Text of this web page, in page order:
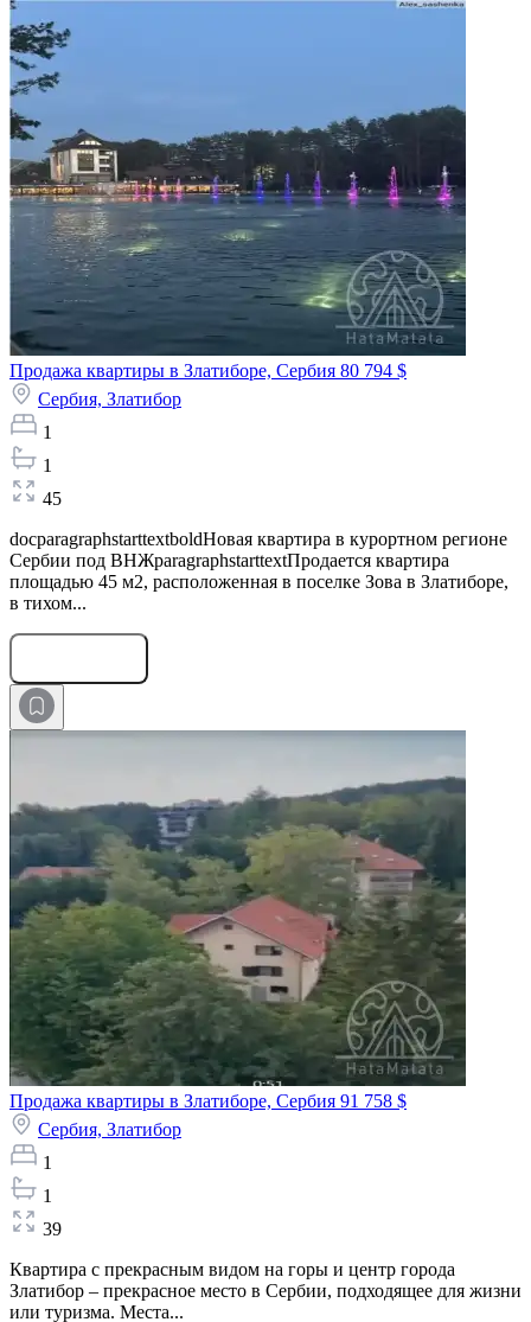
Продажа квартиры в Златиборе, Сербия 80 794 $
Сербия, Златибор
1
1
45
docparagraphstarttextboldНовая квартира в курортном регионе
Сербии под ВНЖparagraphstarttextПродается квартира
площадью 45 м2, расположенная в поселке Зова в Златиборе,
в тихом...
Продажа квартиры в Златиборе, Сербия 91 758 $
Сербия, Златибор
1
1
39
Квартира с прекрасным видом на горы и центр города
Златибор – прекрасное место в Сербии, подходящее для жизни
или туризма. Места...